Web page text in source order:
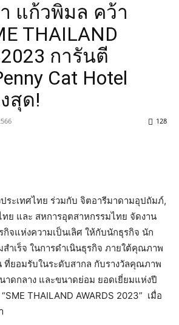
แก้วพิมล คว้า
THAILAND
2023 การันตี
Cat Hotel
สุด!
128
ระเทศไทย ร่วมกับ จิตอารีมาดามอุปถัมภ์,
ทย และ สหการอุตสาหกรรมไทย จัดงาน
จแห่งความเป็นเลิศ ให้กับนักธุรกิจ นัก
ำเร็จ ในการดำเนินธุรกิจ ภายใต้คุณภาพ
ที่ยอมรับในระดับสากล กับรางวัลคุณภาพ
าดกลาง และขนาดย่อม ยอดเยี่ยมแห่งปี
THAILAND AWARDS 2023” เมื่อ